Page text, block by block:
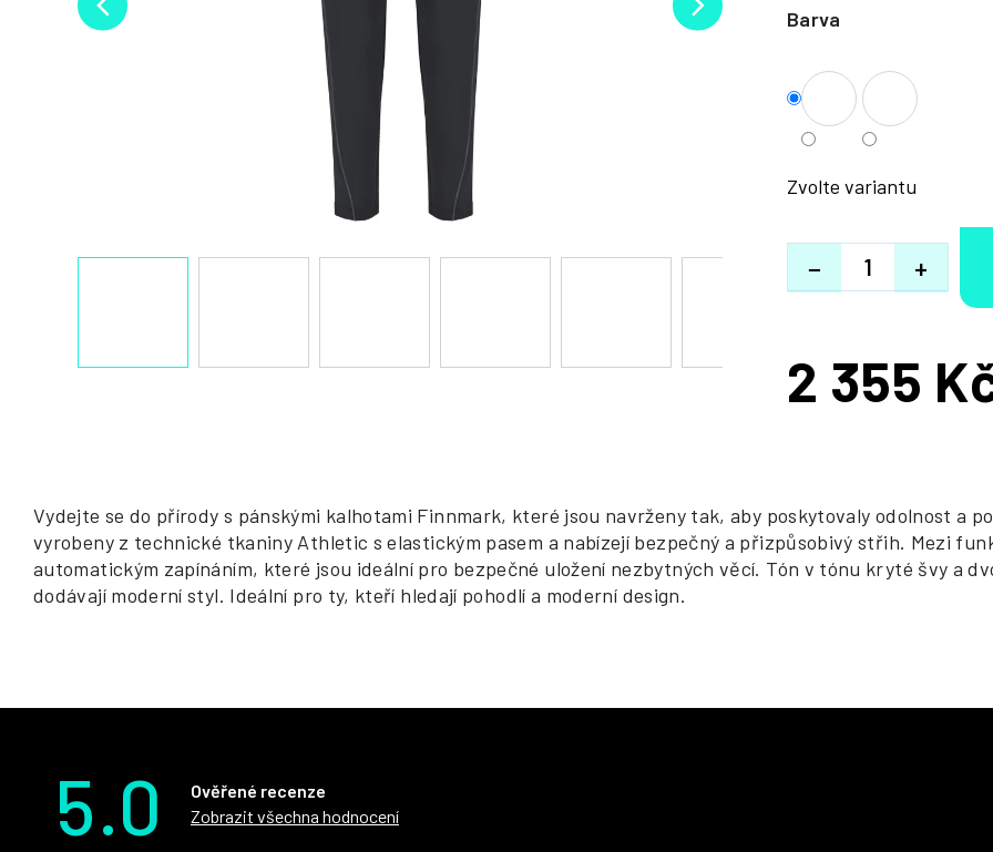
Barva
Zvolte variantu
+
−
2 355
Měrná
Vydejte se do přírody s pánskými kalhotami Finnmark, které jsou navrženy tak, aby poskytovaly odolnost a
vyrobeny z technické tkaniny Athletic s elastickým pasem a nabízejí bezpečný a přizpůsobivý střih. Mezi
automatickým zapínáním, které jsou ideální pro bezpečné uložení nezbytných věcí. Tón v tónu kryté švy a
dodávají moderní styl. Ideální pro ty, kteří hledají pohodlí a moderní design.
5.0
Ověřené recenze
Zobrazit všechna hodnocení